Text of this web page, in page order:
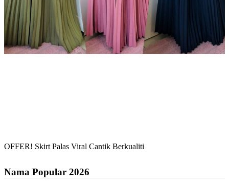
OFFER! Skirt Palas Viral Cantik Berkualiti
Nama Popular 2026